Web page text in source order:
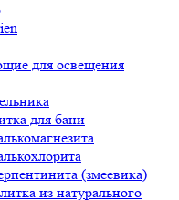
для освещения
для бани
(змеевика)
из натурального